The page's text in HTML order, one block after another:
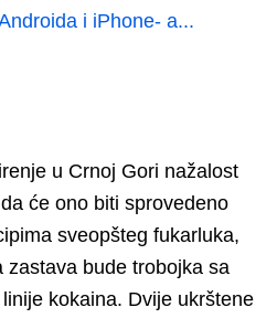
i iPhone- a...
u Crnoj Gori nažalost
će ono biti sprovedeno
sveopšteg fukarluka,
zastava bude trobojka sa
kokaina. Dvije ukrštene